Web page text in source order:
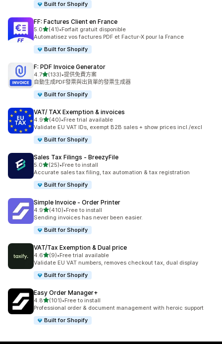
Built for Shopify
FF: Factures Client en France
5.0滿分 5 顆星
(41)
共有 41 則評價
•Forfait gratuit disponible
Automatisez vos factures PDF et Factur-X pour la France
Built for Shopify
F: PDF Invoice Generator
4.7滿分 5 顆星
(133)
共有 133 則評價
•提供免費方案
自動生成PDF發票與出貨單的發票生成器
Built for Shopify
VAT/ TAX Exemption & invoices
4.9滿分 5 顆星
(40)
共有 40 則評價
•Free trial available
Validate EU VAT IDs, exempt B2B sales + show prices incl./excl
Built for Shopify
Sales Tax Filings ‑ BreezyFile
5.0滿分 5 顆星
(25)
共有 25 則評價
•Free to install
Accurate sales tax filing, tax automation & tax registration
Built for Shopify
Simple Invoice ‑ Order Printer
4.9滿分 5 顆星
(410)
共有 410 則評價
•Free to install
Sending invoices has never been easier.
Built for Shopify
VAT/Tax Exemption & Dual price
4.6滿分 5 顆星
(9)
共有 9 則評價
•Free trial available
Validate EU VAT numbers, removes checkout tax, dual display
Built for Shopify
Easy Order Manager+
4.8滿分 5 顆星
(101)
共有 101 則評價
•Free to install
Professional order & document management with heroic support
Built for Shopify